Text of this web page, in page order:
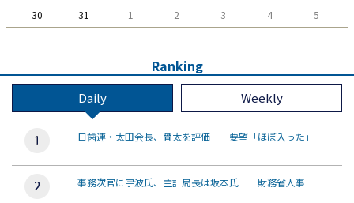
30
31 1 2 3 4 5
Ranking
Daily Weekly
日歯連・太田会長、骨太を評価 要望「ほぼ入った」
事務次官に宇波氏、主計局長は坂本氏 財務省人事